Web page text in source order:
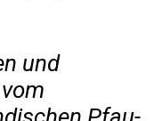
und